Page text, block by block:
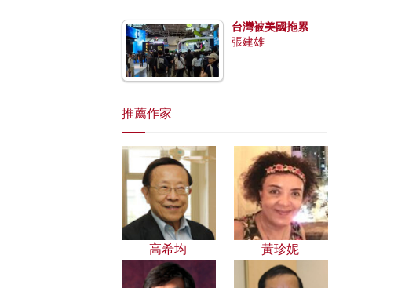
台灣被美國拖累
張建雄
推薦作家
高希均 黃珍妮